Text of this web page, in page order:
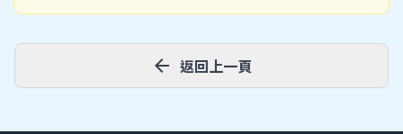
arrow_back 返回上一頁